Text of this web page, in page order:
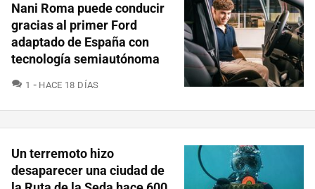
Nani Roma puede conducir
gracias al primer Ford
adaptado de España con
tecnología semiautónoma
1 COMENTARIOS
HACE 18 DÍAS
Un terremoto hizo
desaparecer una ciudad de